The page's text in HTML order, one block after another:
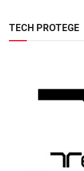
TECH PROTEGE